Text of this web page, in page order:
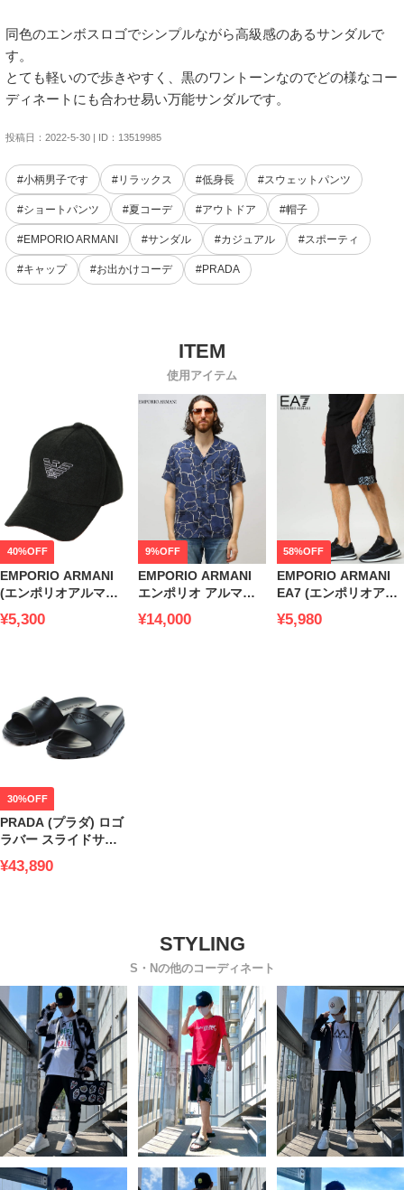
同色のエンボスロゴでシンプルながら高級感のあるサンダルで
す。
とても軽いので歩きやすく、黒のワントーンなのでどの様なコー
ディネートにも合わせ易い万能サンダルです。
投稿日：2022-5-30 | ID：13519985
#小柄男子です #リラックス #低身長 #スウェットパンツ
#ショートパンツ #夏コーデ #アウトドア #帽子
#EMPORIO ARMANI #サンダル #カジュアル #スポーティ
#キャップ #お出かけコーデ #PRADA
使用アイテム
40%OFF
EMPORIO ARMANI
(エンポリオアルマー
ップ EA2317882R497
¥5,300
9%OFF
EMPORIO ARMANI
エンポリオ アルマー
オープンカラー 半袖
¥14,000
58%OFF
EMPORIO ARMANI
EA7 (エンポリオアル
ク 切り替え ショート
¥5,980
30%OFF
PRADA (プラダ) ロゴ
ラバー スライドサン
ブランド
¥43,890
S・Nの他のコーディネート